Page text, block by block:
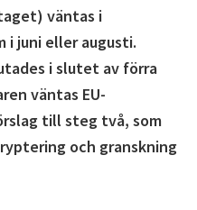
väntas i
i juni eller augusti.
i slutet av förra
väntas EU-
till steg två, som
och granskning